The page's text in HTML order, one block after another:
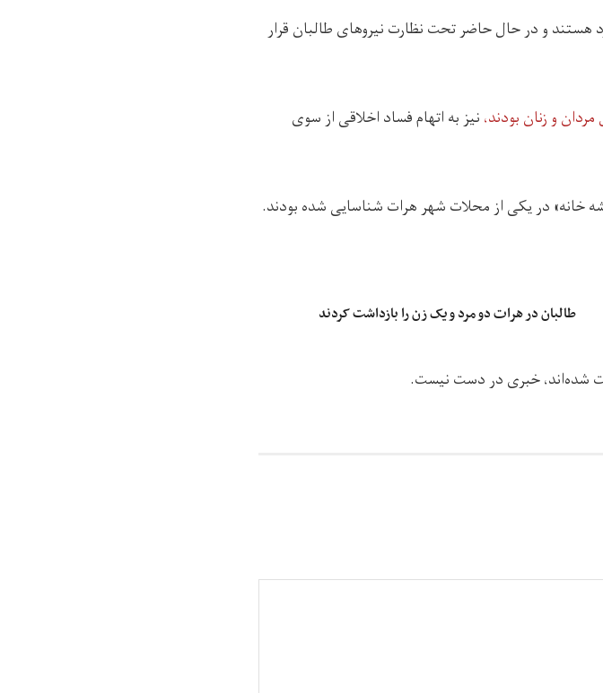
هستند و در حال حاضر تحت نظارت نیروهای طالبان قرار
نیز به اتهام فساد اخلاقی از سوی
خانه»‌ در یکی از محلات شهر هرات شناسایی شده بودند.
طالبان در هرات دو مرد و یک زن را بازداشت کردند
شده‌اند، خبری در دست نیست.